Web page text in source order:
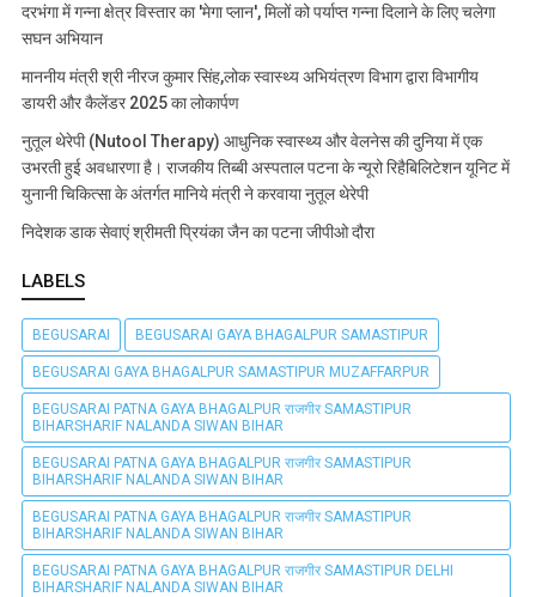
दरभंगा में गन्ना क्षेत्र विस्तार का 'मेगा प्लान', मिलों को पर्याप्त गन्ना दिलाने के लिए चलेगा
सघन अभियान
माननीय मंत्री श्री नीरज कुमार सिंह,लोक स्वास्थ्य अभियंत्रण विभाग द्वारा विभागीय
डायरी और कैलेंडर 2025 का लोकार्पण
नुतूल थेरेपी (Nutool Therapy) आधुनिक स्वास्थ्य और वेलनेस की दुनिया में एक
उभरती हुई अवधारणा है। राजकीय तिब्बी अस्पताल पटना के न्यूरो रिहैबिलिटेशन यूनिट में
युनानी चिकित्सा के अंतर्गत मानिये मंत्री ने करवाया नुतूल थेरेपी
निदेशक डाक सेवाएं श्रीमती प्रियंका जैन का पटना जीपीओ दौरा
LABELS
BEGUSARAI BEGUSARAI GAYA BHAGALPUR SAMASTIPUR
BEGUSARAI GAYA BHAGALPUR SAMASTIPUR MUZAFFARPUR
BEGUSARAI PATNA GAYA BHAGALPUR राजगीर SAMASTIPUR
BIHARSHARIF NALANDA SIWAN BIHAR
BEGUSARAI PATNA GAYA BHAGALPUR राजगीर SAMASTIPUR
BIHARSHARIF NALANDA SIWAN BIHAR
BEGUSARAI PATNA GAYA BHAGALPUR राजगीर SAMASTIPUR
BIHARSHARIF NALANDA SIWAN BIHAR
BEGUSARAI PATNA GAYA BHAGALPUR राजगीर SAMASTIPUR DELHI
BIHARSHARIF NALANDA SIWAN BIHAR